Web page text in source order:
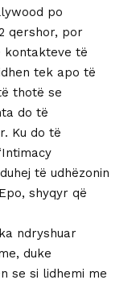
po
qershor, por
kontakteve të
tek apo të
thotë se
do të
Ku do të
të udhëzonin
shyqyr që
ndryshuar
duke
se si lidhemi me